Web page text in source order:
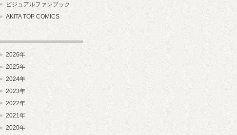
ビジュアルファンブック
AKITA TOP COMICS
2026年
2025年
2024年
2023年
2022年
2021年
2020年